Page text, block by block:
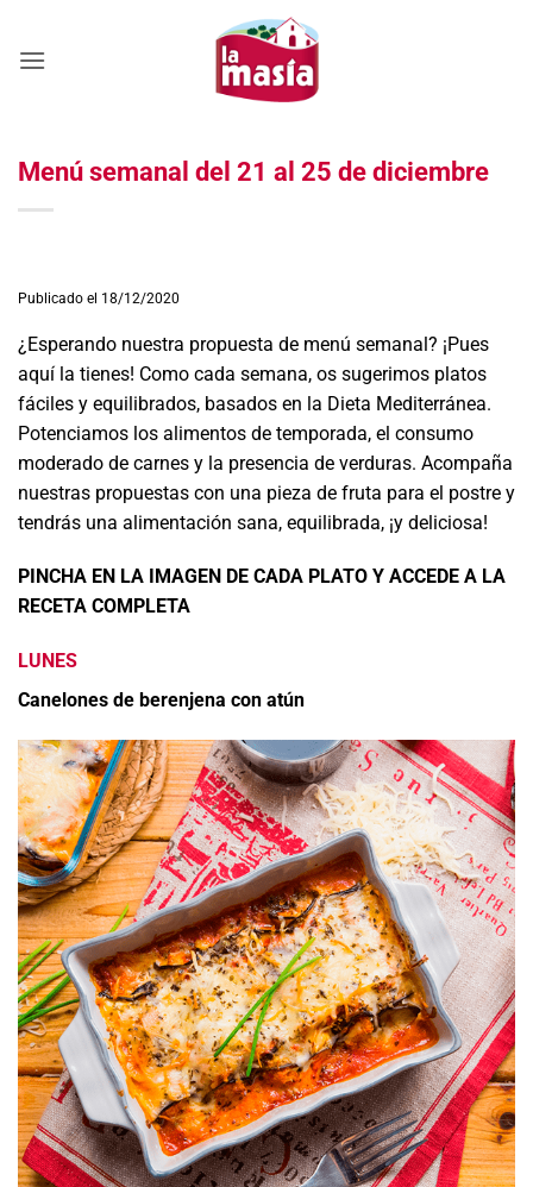
contenido
Menú semanal del 21 al 25 de diciembre
Publicado el 18/12/2020
¿Esperando nuestra propuesta de menú semanal? ¡Pues
aquí la tienes! Como cada semana, os sugerimos platos
fáciles y equilibrados, basados en la Dieta Mediterránea.
Potenciamos los alimentos de temporada, el consumo
moderado de carnes y la presencia de verduras. Acompaña
nuestras propuestas con una pieza de fruta para el postre y
tendrás una alimentación sana, equilibrada, ¡y deliciosa!
PINCHA EN LA IMAGEN DE CADA PLATO Y ACCEDE A LA
RECETA COMPLETA
LUNES
Canelones de berenjena con atún